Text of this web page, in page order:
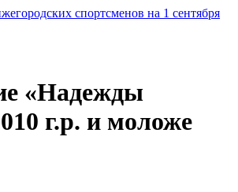
спортсменов на 1 сентября
«Надежды
г.р. и моложе